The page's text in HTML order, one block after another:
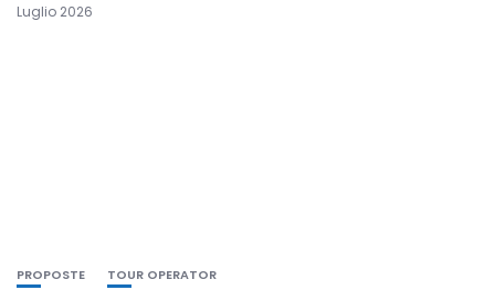
Luglio 2026
PROPOSTE TOUR OPERATOR